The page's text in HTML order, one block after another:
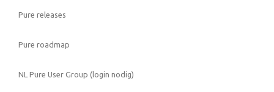
Pure releases
Pure roadmap
NL Pure User Group (login nodig)